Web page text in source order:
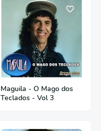
Maguila - O Mago dos
Teclados - Vol 3